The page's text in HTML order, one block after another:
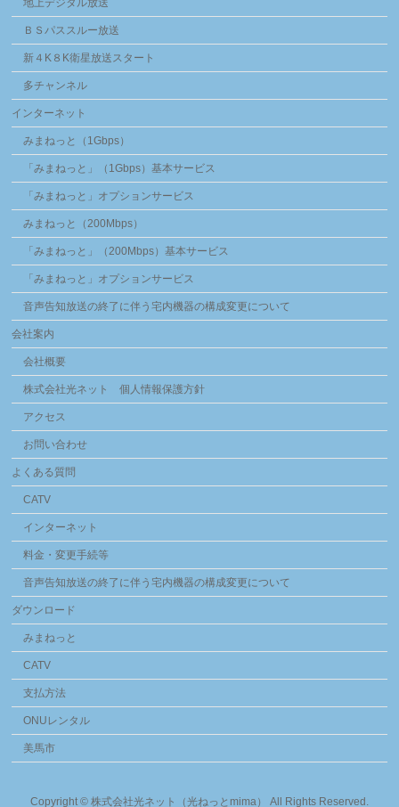
地上デジタル放送
ＢＳパススルー放送
新４K８K衛星放送スタート
多チャンネル
インターネット
みまねっと（1Gbps）
「みまねっと」（1Gbps）基本サービス
「みまねっと」オプションサービス
みまねっと（200Mbps）
「みまねっと」（200Mbps）基本サービス
「みまねっと」オプションサービス
音声告知放送の終了に伴う宅内機器の構成変更について
会社案内
会社概要
株式会社光ネット 個人情報保護方針
アクセス
お問い合わせ
よくある質問
CATV
インターネット
料金・変更手続等
音声告知放送の終了に伴う宅内機器の構成変更について
ダウンロード
みまねっと
CATV
支払方法
ONUレンタル
美馬市
Copyright © 株式会社光ネット（光ねっとmima） All Rights Reserved.